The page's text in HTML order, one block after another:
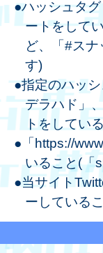
●ハッシュタ
ートをして
ど、「#ス
す)
●指定のハッ
デラハド」
トをしてい
●「https://
いること(「
●当サイト
ーしている